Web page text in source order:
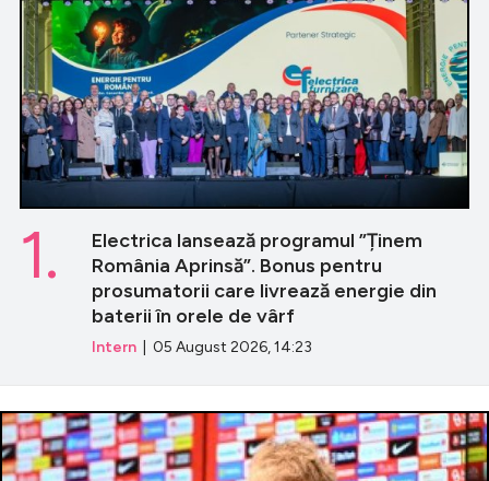
Electrica lansează programul ”Ținem
România Aprinsă”. Bonus pentru
prosumatorii care livrează energie din
baterii în orele de vârf
Intern | 05 August 2026, 14:23
1.